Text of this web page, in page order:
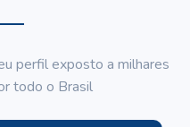
perfil exposto a milhares
todo o Brasil